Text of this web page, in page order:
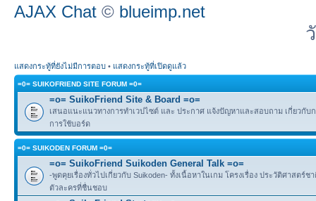
AJAX Chat © blueimp.net
แสดงกระทู้ที่ยังไม่มีการตอบ • แสดงกระทู้ที่เปิดดูแล้ว
=0= SUIKOFRIEND SITE FORUM =0=
=o= SuikoFriend Site & Board =o=
เสนอแนะแนวทางการทำเวปไซต์ และ ประกาศ แจ้งปัญหาและสอบถาม เกี่ยวกับ
การใช้บอร์ด
=0= SUIKODEN FORUM =0=
=o= SuikoFriend Suikoden General Talk =o=
-พูดคุยเรื่องทั่วไปเกี่ยวกับ Suikoden- ทั้งเนื้อหาในเกม โครงเรื่อง ประวัติศาสตร์ช
ตัวละครที่ชื่นชอบ